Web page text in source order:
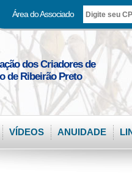
Área do Associado
dos Criadores de
de Ribeirão Preto
VÍDEOS ANUIDADE